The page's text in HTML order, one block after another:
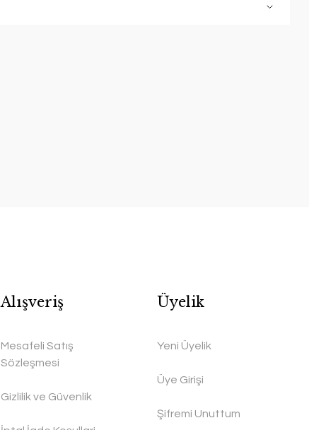
Alışveriş
Mesafeli Satış
Sözleşmesi
Gizlilik ve Güvenlik
Üyelik
Yeni Üyelik
Üye Girişi
Şifremi Unuttum